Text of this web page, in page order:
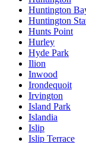
Huntington
Huntington
Hunts Point
Hurley
Hyde Park
Ilion
Inwood
Irondequoit
Irvington
Island Park
Islandia
Islip
Islip Terrace